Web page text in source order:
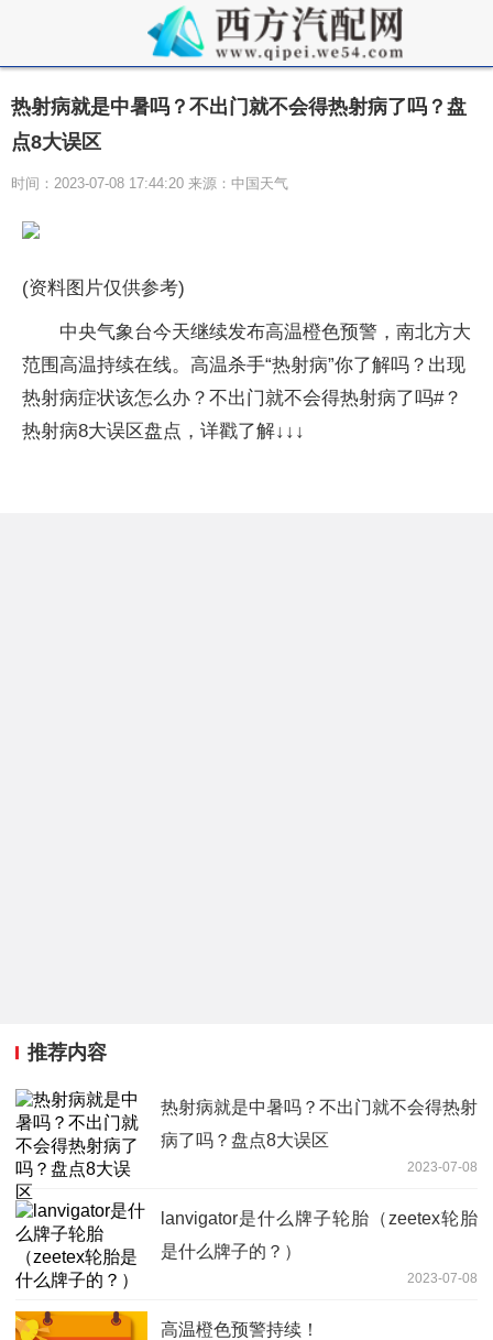
热射病就是中暑吗？不出门就不会得热射病了吗？盘
点8大误区
时间：2023-07-08 17:44:20 来源：中国天气
(资料图片仅供参考)
中央气象台今天继续发布高温橙色预警，南北方大
范围高温持续在线。高温杀手“热射病”你了解吗？出现
热射病症状该怎么办？不出门就不会得热射病了吗#？
热射病8大误区盘点，详戳了解↓↓↓
推荐内容
热射病就是中暑吗？不出门就不会得热射
病了吗？盘点8大误区
2023-07-08
lanvigator是什么牌子轮胎（zeetex轮胎
是什么牌子的？）
2023-07-08
高温橙色预警持续！